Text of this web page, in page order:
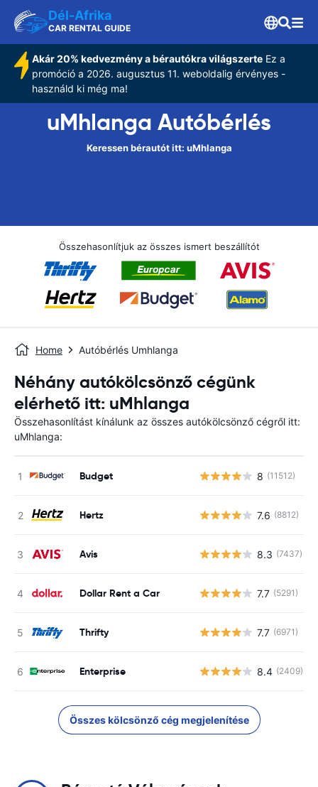
Dél-Afrika
CAR RENTAL GUIDE
Akár 20% kedvezmény a bérautókra világszerteEz a
promóció a 2026. augusztus 11. weboldalig érvényes -
használd ki még ma!
uMhlanga Autóbérlés
Keressen bérautót itt: uMhlanga
Összehasonlítjuk az összes ismert beszállítót
Home Autóbérlés Umhlanga
Néhány autókölcsönző cégünk
elérhető itt: uMhlanga
Összehasonlítást kínálunk az összes autókölcsönző cégről itt:
uMhlanga:
Budget 8 (11512)
Hertz 7.6 (8812)
Avis 8.3 (7437)
Dollar Rent a Car 7.7 (5291)
Thrifty 7.7 (6971)
Enterprise 8.4 (2409)
Összes kölcsönző cég megjelenítése